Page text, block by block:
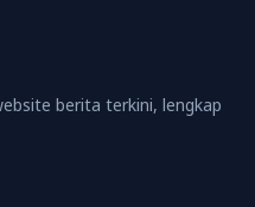
berita terkini, lengkap